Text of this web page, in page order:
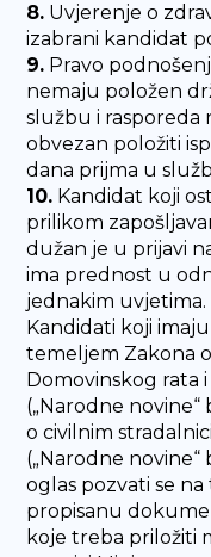
8. Uvjerenje o
izabrani kandidat
9. Pravo
nemaju položen
službu i rasporeda
obvezan položiti
dana prijma u
10. Kandidat koji
prilikom
dužan je u prijavi
ima prednost u
jednakim uvjetima.
Kandidati koji
temeljem Zakona
Domovinskog rata
(„Narodne novine“
o civilnim
(„Narodne novine“
oglas pozvati se
propisanu
koje treba priložiti